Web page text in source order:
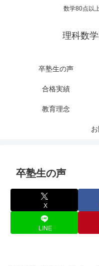
数学80点以
理科数
卒塾生の声
合格実績
教育理念
卒塾生の声
X
LINE